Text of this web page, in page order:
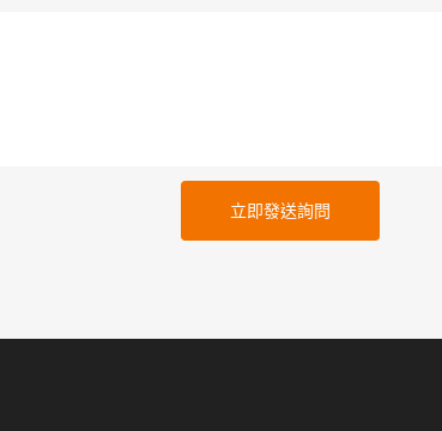
立即發送詢問